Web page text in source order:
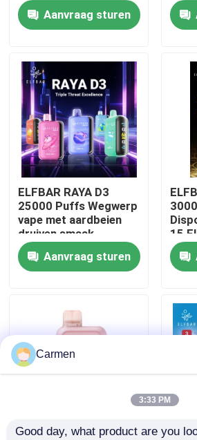
Producten
Videos
Over ons
Fabrieksreis
Kwaliteitscontrole
Vraag een offerte aan
ELFBAR Vape
Aanvraag sturen
ELFBAR RAYA D3
25000 Puffs Wegwerp
vape met aardbeien
druiven smaak
Aanvraag sturen
15
85 x 43 x 22 mm
Carmen
3:33 PM
Good day, what product are you